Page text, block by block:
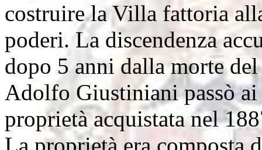
costruire la Villa fattoria
poderi. La discendenza
dopo 5 anni dalla morte
Adolfo Giustiniani passò
proprietà acquistata nel